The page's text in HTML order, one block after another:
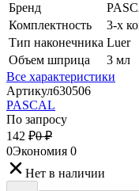
Бренд
Комплектность
3-х
Тип наконечника Luer
Объем шприца
3 мл
Все характеристики
Артикул630506
PASCAL
По запросу
142 ₽0 ₽
0Экономия 0
Нет в наличии